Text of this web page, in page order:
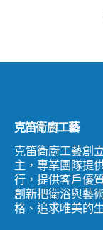
克笛衛廚工藝
克笛衛廚工藝創
主，專業團隊提
行，提供客戶優
創新把衛浴與藝
格、追求唯美的